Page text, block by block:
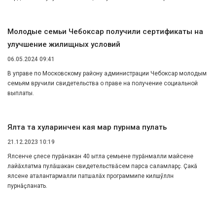
Молодые семьи Чебоксар получили сертификаты на
улучшение жилищных условий
06.05.2024 09:41
В управе по Московскому району администрации Чебоксар молодым
семьям вручили свидетельства о праве на получение социальной
выплаты.
Ялта та хуларинчен кая мар пурӑнма пулать
21.12.2023 10:19
Ялсенче ӗҫлесе пурӑнакан 40 ытла ҫемьене пурӑнмалли майсене
лайӑхлатма пулӑшакан свидетельствӑсем парса саламларӗҫ. Ҫакӑ
ялсене аталантармалли патшалӑх программипе килӗшӳллӗн
пурнӑҫланать.